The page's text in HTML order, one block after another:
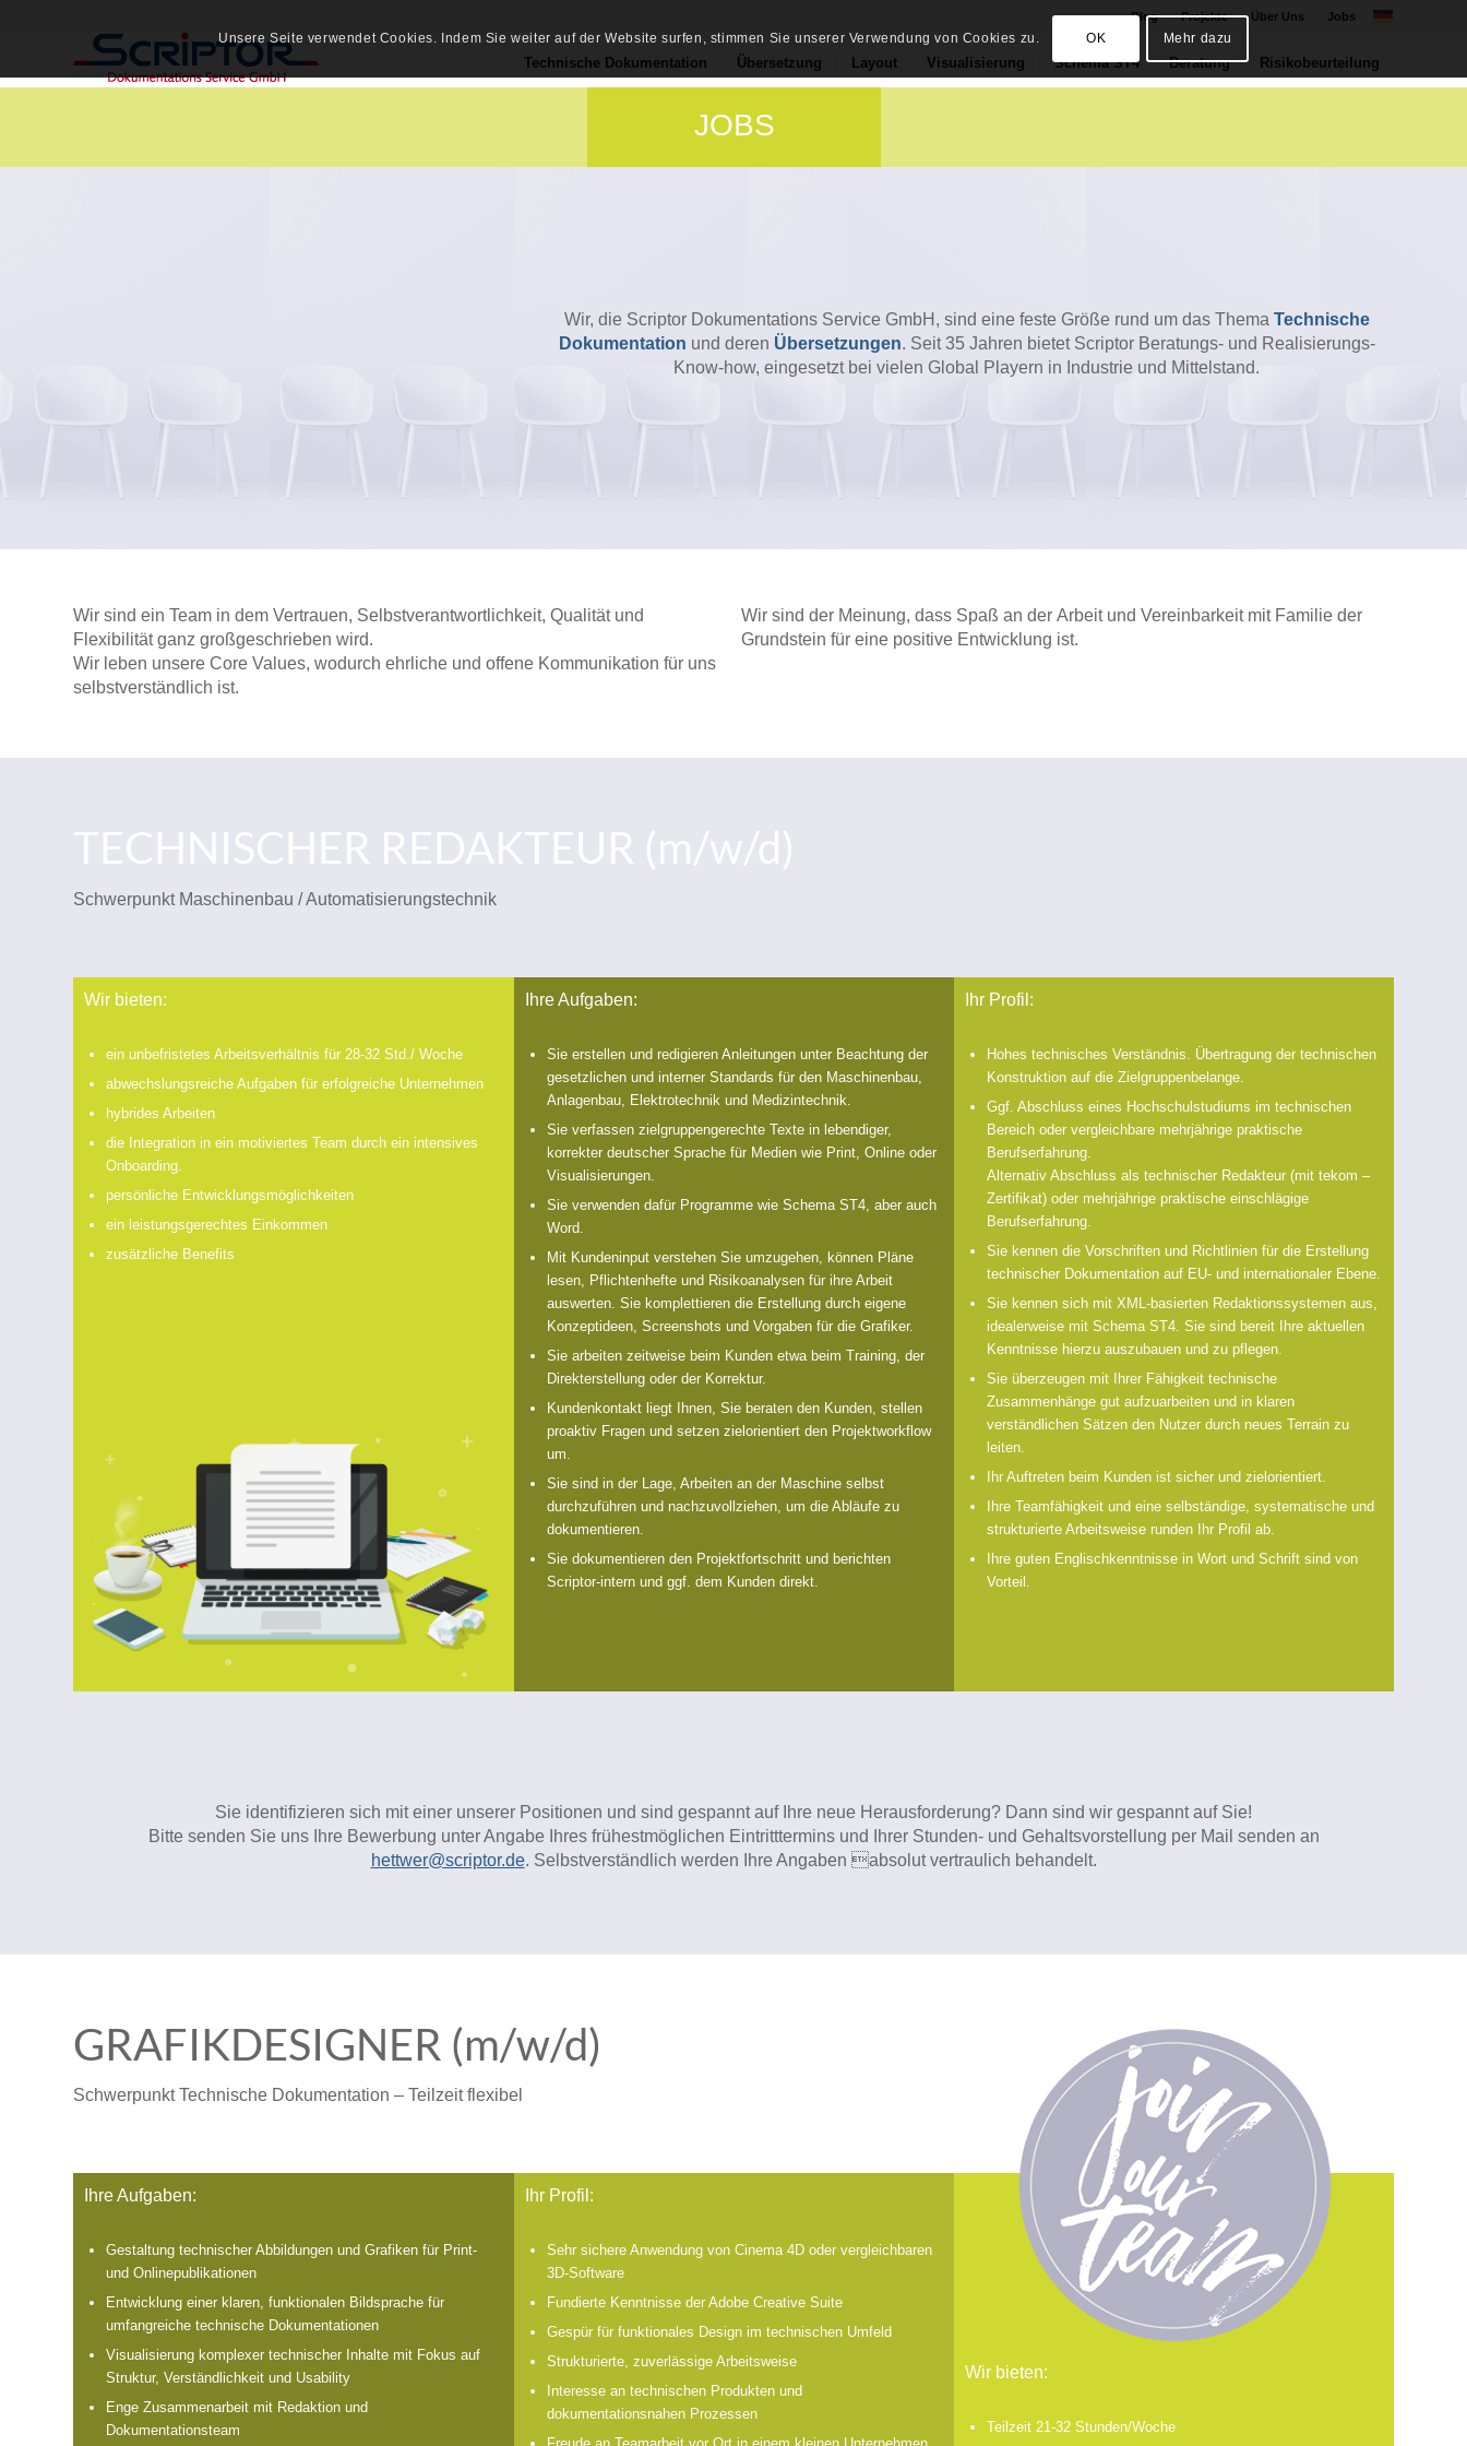
Blog Projekte Über Uns Jobs
Technische Dokumentation Übersetzung Layout Visualisierung Schema ST4 Beratung Risikobeurteilung
JOBS
Wir, die Scriptor Dokumentations Service GmbH, sind eine feste Größe rund um das Thema Technische
Dokumentation und deren Übersetzungen. Seit 35 Jahren bietet Scriptor Beratungs- und Realisierungs-
Know-how, eingesetzt bei vielen Global Playern in Industrie und Mittelstand.
Wir sind ein Team in dem Vertrauen, Selbstverantwortlichkeit, Qualität und
Flexibilität ganz großgeschrieben wird.
Wir leben unsere Core Values, wodurch ehrliche und offene Kommunikation für uns
selbstverständlich ist.
Wir sind der Meinung, dass Spaß an der Arbeit und Vereinbarkeit mit Familie der
Grundstein für eine positive Entwicklung ist.
TECHNISCHER REDAKTEUR (m/w/d)
Schwerpunkt Maschinenbau / Automatisierungstechnik
Wir bieten:
ein unbefristetes Arbeitsverhältnis für 28-32 Std./ Woche
abwechslungsreiche Aufgaben für erfolgreiche Unternehmen
hybrides Arbeiten
die Integration in ein motiviertes Team durch ein intensives
Onboarding.
persönliche Entwicklungsmöglichkeiten
ein leistungsgerechtes Einkommen
zusätzliche Benefits
Ihre Aufgaben:
Sie erstellen und redigieren Anleitungen unter Beachtung der
gesetzlichen und interner Standards für den Maschinenbau,
Anlagenbau, Elektrotechnik und Medizintechnik.
Sie verfassen zielgruppengerechte Texte in lebendiger,
korrekter deutscher Sprache für Medien wie Print, Online oder
Visualisierungen.
Sie verwenden dafür Programme wie Schema ST4, aber auch
Word.
Mit Kundeninput verstehen Sie umzugehen, können Pläne
lesen, Pflichtenhefte und Risikoanalysen für ihre Arbeit
auswerten. Sie komplettieren die Erstellung durch eigene
Konzeptideen, Screenshots und Vorgaben für die Grafiker.
Sie arbeiten zeitweise beim Kunden etwa beim Training, der
Direkterstellung oder der Korrektur.
Kundenkontakt liegt Ihnen, Sie beraten den Kunden, stellen
proaktiv Fragen und setzen zielorientiert den Projektworkflow
um.
Sie sind in der Lage, Arbeiten an der Maschine selbst
durchzuführen und nachzuvollziehen, um die Abläufe zu
dokumentieren.
Sie dokumentieren den Projektfortschritt und berichten
Scriptor-intern und ggf. dem Kunden direkt.
Ihr Profil:
Hohes technisches Verständnis. Übertragung der technischen
Konstruktion auf die Zielgruppenbelange.
Ggf. Abschluss eines Hochschulstudiums im technischen
Bereich oder vergleichbare mehrjährige praktische
Berufserfahrung.
Alternativ Abschluss als technischer Redakteur (mit tekom –
Zertifikat) oder mehrjährige praktische einschlägige
Berufserfahrung.
Sie kennen die Vorschriften und Richtlinien für die Erstellung
technischer Dokumentation auf EU- und internationaler Ebene.
Sie kennen sich mit XML-basierten Redaktionssystemen aus,
idealerweise mit Schema ST4. Sie sind bereit Ihre aktuellen
Kenntnisse hierzu auszubauen und zu pflegen.
Sie überzeugen mit Ihrer Fähigkeit technische
Zusammenhänge gut aufzuarbeiten und in klaren
verständlichen Sätzen den Nutzer durch neues Terrain zu
leiten.
Ihr Auftreten beim Kunden ist sicher und zielorientiert.
Ihre Teamfähigkeit und eine selbständige, systematische und
strukturierte Arbeitsweise runden Ihr Profil ab.
Ihre guten Englischkenntnisse in Wort und Schrift sind von
Vorteil.
Sie identifizieren sich mit einer unserer Positionen und sind gespannt auf Ihre neue Herausforderung? Dann sind wir gespannt auf Sie!
Bitte senden Sie uns Ihre Bewerbung unter Angabe Ihres frühestmöglichen Eintritttermins und Ihrer Stunden- und Gehaltsvorstellung per Mail senden an
hettwer@scriptor.de. Selbstverständlich werden Ihre Angaben absolut vertraulich behandelt.
GRAFIKDESIGNER (m/w/d)
Schwerpunkt Technische Dokumentation – Teilzeit flexibel
Ihre Aufgaben:
Gestaltung technischer Abbildungen und Grafiken für Print-
und Onlinepublikationen
Entwicklung einer klaren, funktionalen Bildsprache für
umfangreiche technische Dokumentationen
Visualisierung komplexer technischer Inhalte mit Fokus auf
Struktur, Verständlichkeit und Usability
Enge Zusammenarbeit mit Redaktion und
Dokumentationsteam
Ihr Profil:
Sehr sichere Anwendung von Cinema 4D oder vergleichbaren
3D-Software
Fundierte Kenntnisse der Adobe Creative Suite
Gespür für funktionales Design im technischen Umfeld
Strukturierte, zuverlässige Arbeitsweise
Interesse an technischen Produkten und
dokumentationsnahen Prozessen
Wir bieten:
Teilzeit 21-32 Stunden/Woche
Unsere Seite verwendet Cookies. Indem Sie weiter auf der Website surfen, stimmen Sie unserer Verwendung von Cookies zu. OK Mehr dazu